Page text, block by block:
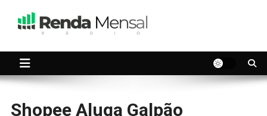
Shopee Aluga Galpão